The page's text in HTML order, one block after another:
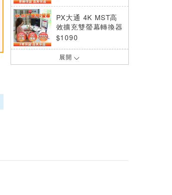
PX大通 4K MST高
效擴充雙螢幕轉換器
CX4-10M2
$1090
PX大通 WTR-5600
展開